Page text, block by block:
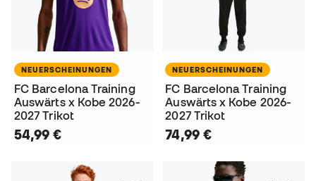
NEUERSCHEINUNGEN
FC Barcelona Training
Auswärts x Kobe 2026-
2027 Trikot
54,99 €
NEUERSCHEINUNGEN
FC Barcelona Training
Auswärts x Kobe 2026-
2027 Trikot
74,99 €